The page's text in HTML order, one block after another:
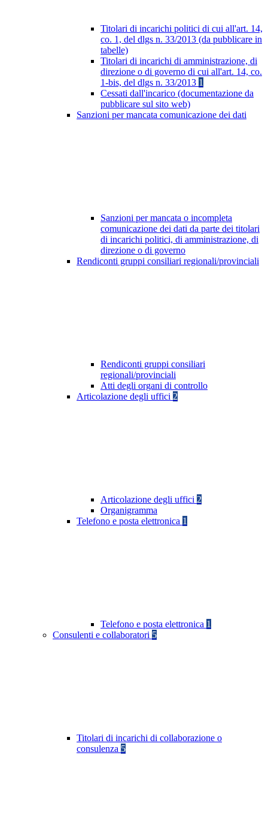
Titolari di incarichi politici di cui all'art. 14,
co. 1, del dlgs n. 33/2013 (da pubblicare in
tabelle)
Titolari di incarichi di amministrazione, di
direzione o di governo di cui all'art. 14, co.
1-bis, del dlgs n. 33/2013 1
Cessati dall'incarico (documentazione da
pubblicare sul sito web)
Sanzioni per mancata comunicazione dei dati
Sanzioni per mancata o incompleta
comunicazione dei dati da parte dei titolari
di incarichi politici, di amministrazione, di
direzione o di governo
Rendiconti gruppi consiliari regionali/provinciali
Rendiconti gruppi consiliari
regionali/provinciali
Atti degli organi di controllo
Articolazione degli uffici 2
Articolazione degli uffici 2
Organigramma
Telefono e posta elettronica 1
Telefono e posta elettronica 1
Consulenti e collaboratori 5
Titolari di incarichi di collaborazione o
consulenza 5